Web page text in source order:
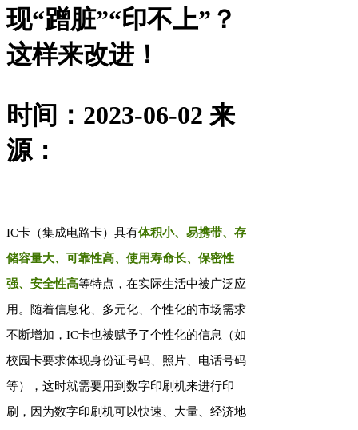
现“蹭脏”“印不上”？
这样来改进！
时间：2023-06-02 来
源：
IC卡（集成电路卡）具有体积小、易携带、存
储容量大、可靠性高、使用寿命长、保密性
强、安全性高等特点，在实际生活中被广泛应
用。随着信息化、多元化、个性化的市场需求
不断增加，IC卡也被赋予了个性化的信息（如
校园卡要求体现身份证号码、照片、电话号码
等），这时就需要用到数字印刷机来进行印
刷，因为数字印刷机可以快速、大量、经济地